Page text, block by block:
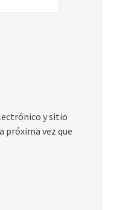
y sitio
próxima vez que